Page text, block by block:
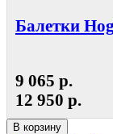
Балетки
9 065 р.
12 950 р.
В корзину